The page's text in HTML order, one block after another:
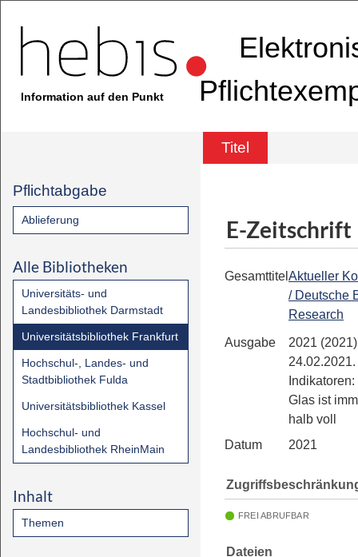
Information auf den Punkt
Titel
Pflichtabgabe
Ablieferung
Alle Bibliotheken
Universitäts- und
Landesbibliothek Darmstadt
Universitätsbibliothek Frankfurt
Hochschul-, Landes- und
Stadtbibliothek Fulda
Universitätsbibliothek Kassel
Hochschul- und
Landesbibliothek RheinMain
Inhalt
Themen
E-Zeitschrift
Gesamttitel Aktueller
/ Deutsche
Research
Ausgabe
2021 (2021)
Glas ist
halb voll
Datum
2021
FREI ABRUFBAR
Dateien